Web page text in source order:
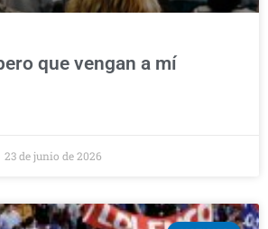
que vengan a mí
23 de junio de 2026